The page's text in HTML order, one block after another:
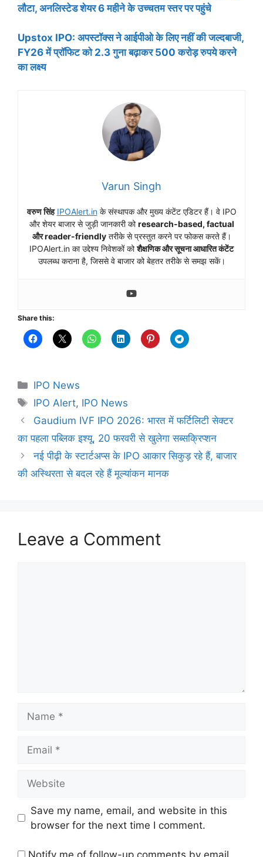
लौटा, अनलिस्टेड शेयर 6 महीने के उच्चतम स्तर पर पहुंचे
Upstox IPO: अपस्टॉक्स ने आईपीओ के लिए नहीं की जल्दबाजी,
FY26 में प्रॉफिट को 2.3 गुना बढ़ाकर 500 करोड़ रुपये करने
का लक्ष्य
Varun Singh
वरुण सिंह IPOAlert.inके संस्थापक और मुख्य कंटेंट एडिटर हैं। वे IPO
और शेयर बाजार से जुड़ी जानकारी कोresearch-based, factual
और reader-friendlyतरीके से प्रस्तुत करने पर फोकस करते हैं।
IPOAlert.in का उद्देश्य निवेशकों कोशैक्षणिक और सूचना आधारित कंटेंट
उपलब्ध कराना है, जिससे वे बाजार को बेहतर तरीके से समझ सकें।
Share this:
Categories
IPO News
Tags
IPO Alert, IPO News
Gaudium IVF IPO 2026: भारत में फर्टिलिटी सेक्टर
का पहला पब्लिक इश्यू, 20 फरवरी से खुलेगा सब्सक्रिप्शन
नई पीढ़ी के स्टार्टअप्स के IPO आकार सिकुड़ रहे हैं, बाजार
की अस्थिरता से बदल रहे हैं मूल्यांकन मानक
Leave a Comment
Save my name, email, and website in this
browser for the next time I comment.